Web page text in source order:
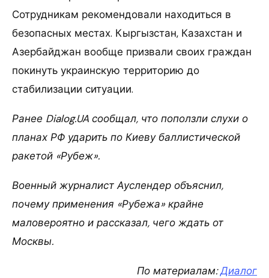
Сотрудникам рекомендовали находиться в
безопасных местах. Кыргызстан, Казахстан и
Азербайджан вообще призвали своих граждан
покинуть украинскую территорию до
стабилизации ситуации.
Ранее Dialog.UA сообщал, что поползли слухи о
планах РФ ударить по Киеву баллистической
ракетой «Рубеж».
Военный журналист Ауслендер объяснил,
почему применения «Рубежа» крайне
маловероятно и рассказал, чего ждать от
Москвы.
По материалам:Диалог